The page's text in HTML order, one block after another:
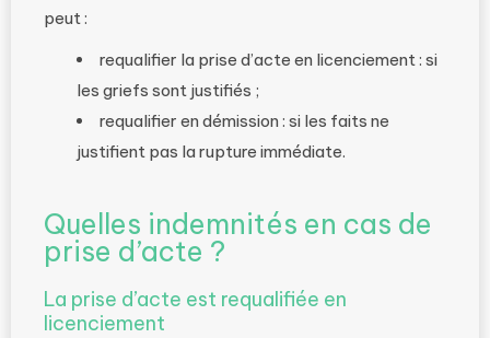
peut :
requalifier la prise d’acte en licenciement : si
les griefs sont justifiés ;
requalifier en démission : si les faits ne
justifient pas la rupture immédiate.
Quelles indemnités en cas de
prise d’acte ?
La prise d’acte est requalifiée en
licenciement